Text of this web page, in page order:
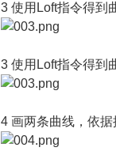
3 使用Loft指令得到
3 使用Loft指令得到
4 画两条曲线，依